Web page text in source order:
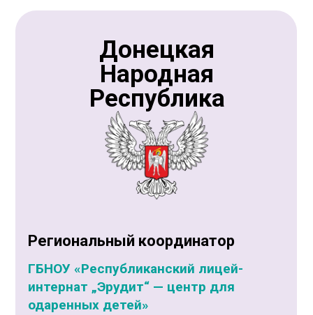
Донецкая
Народная
Республика
Региональный координатор
ГБНОУ «Республиканский лицей-
интернат „Эрудит“ — центр для
одаренных детей»